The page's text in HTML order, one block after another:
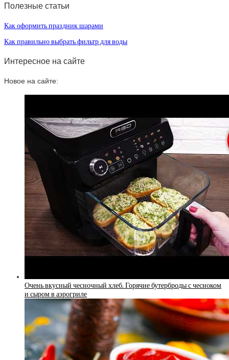
Полезные статьи
Как оформить праздник шарами
Как правильно выбрать фильтр для воды
Интересное на сайте
Новое на сайте:
Очень вкусный чесночный хлеб. Горячие бутерброды с чесноком
и сыром в аэрогриле